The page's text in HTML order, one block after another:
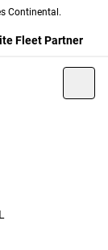
Continental.
Fleet Partner